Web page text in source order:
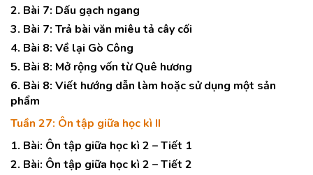
2. Bài 7: Dấu gạch ngang
3. Bài 7: Trả bài văn miêu tả cây cối
4. Bài 8: Về lại Gò Công
5. Bài 8: Mở rộng vốn từ Quê hương
6. Bài 8: Viết hướng dẫn làm hoặc sử dụng một sản
phẩm
Tuần 27: Ôn tập giữa học kì II
1. Bài: Ôn tập giữa học kì 2 – Tiết 1
2. Bài: Ôn tập giữa học kì 2 – Tiết 2